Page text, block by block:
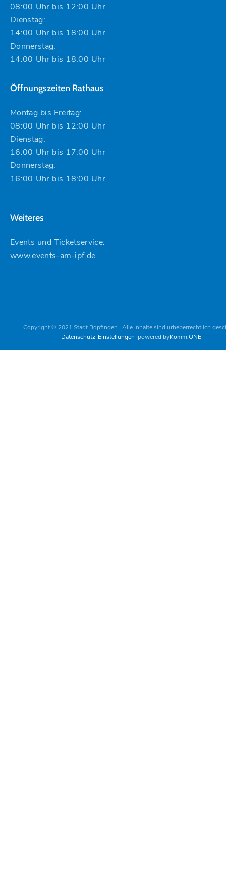
08:00 Uhr bis 12:00 Uhr
Dienstag:
14:00 Uhr bis 18:00 Uhr
Donnerstag:
14:00 Uhr bis 18:00 Uhr
Öffnungszeiten Rathaus
Montag bis Freitag:
08:00 Uhr bis 12:00 Uhr
Dienstag:
16:00 Uhr bis 17:00 Uhr
Donnerstag:
16:00 Uhr bis 18:00 Uhr
Weiteres
Events und Ticketservice:
www.events-am-ipf.de
Copyright © 2021 Stadt Bopfingen | Alle Inhalte sind urheberrechtlich
Datenschutz-Einstellungen powered byKomm.ONE